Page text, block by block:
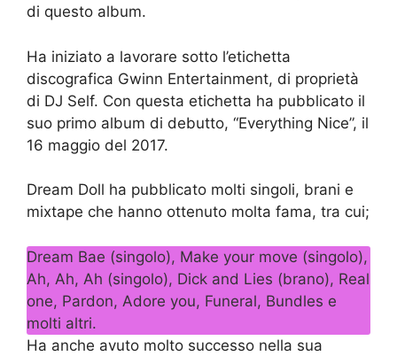
di questo album.
Ha iniziato a lavorare sotto l’etichetta
discografica Gwinn Entertainment, di proprietà
di DJ Self. Con questa etichetta ha pubblicato il
suo primo album di debutto, “Everything Nice”, il
16 maggio del 2017.
Dream Doll ha pubblicato molti singoli, brani e
mixtape che hanno ottenuto molta fama, tra cui;
Dream Bae (singolo), Make your move (singolo),
Ah, Ah, Ah (singolo), Dick and Lies (brano), Real
one, Pardon, Adore you, Funeral, Bundles e
molti altri.
Ha anche avuto molto successo nella sua